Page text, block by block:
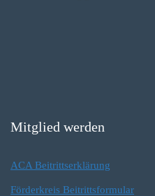
Mitglied werden
ACA Beitrittserklärung
Förderkreis Beitrittsformular